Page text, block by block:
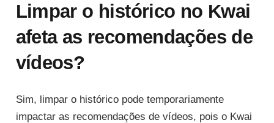
Limpar o histórico no Kwai
afeta as recomendações de
vídeos?
Sim, limpar o histórico pode temporariamente
impactar as recomendações de vídeos, pois o Kwai